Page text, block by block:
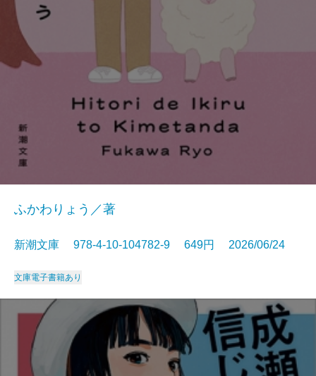
ふかわりょう／著
新潮文庫 978-4-10-104782-9 649円 2026/06/24
文庫電子書籍あり